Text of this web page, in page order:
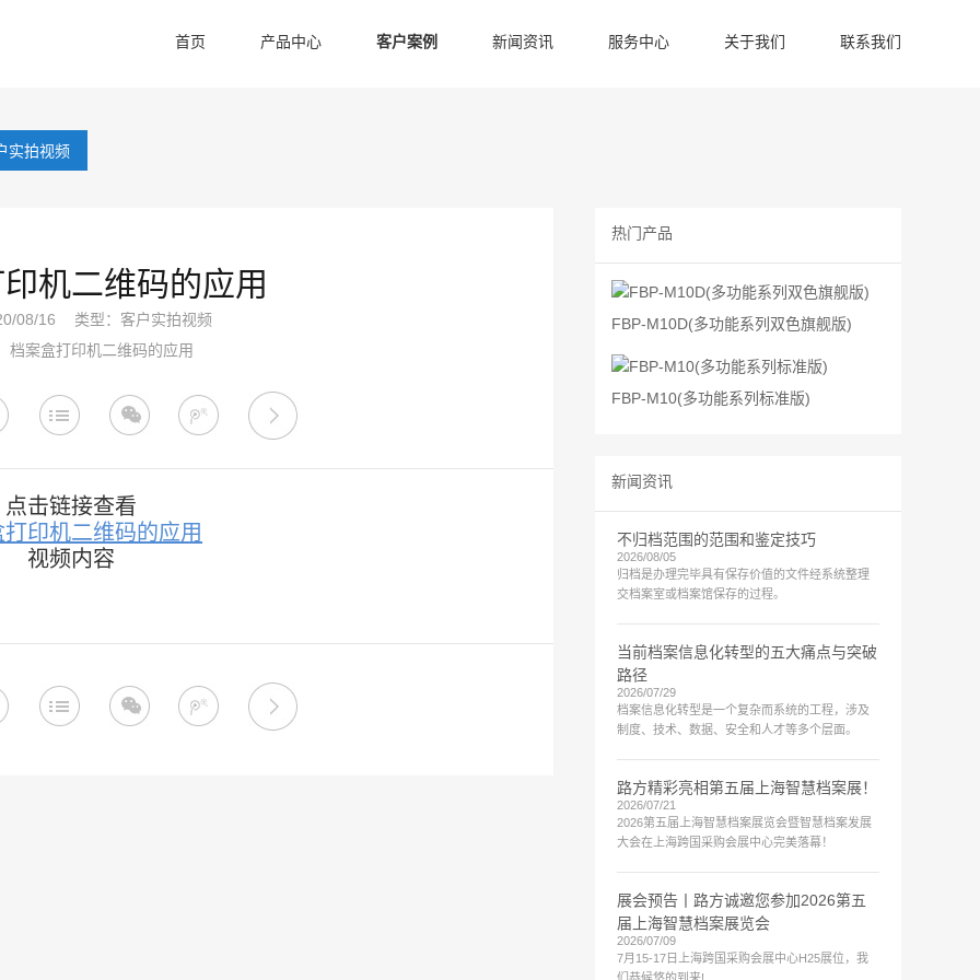
首页 产品中心 客户案例 新闻资讯 服务中心 关于我们 联系我们
实拍视频
机二维码的应用
08/16 类型： 客户实拍视频
档案盒打印机二维码的应用
点击链接查看
印机二维码的应用
视频内容
热门产品
FBP-M10D(多功能系列双色旗舰版)
FBP-M10(多功能系列标准版)
新闻资讯
不归档范围的范围和鉴定技巧
2026/08/05
归档是办理完毕具有保存价值的文件经系统整理
交档案室或档案馆保存的过程。
当前档案信息化转型的五大痛点与突破
路径
2026/07/29
档案信息化转型是一个复杂而系统的工程，涉及
制度、技术、数据、安全和人才等多个层面。
路方精彩亮相第五届上海智慧档案展！
2026/07/21
2026第五届上海智慧档案展览会暨智慧档案发展
大会在上海跨国采购会展中心完美落幕！
展会预告丨路方诚邀您参加2026第五
届上海智慧档案展览会
2026/07/09
7月15-17日上海跨国采购会展中心H25展位，我